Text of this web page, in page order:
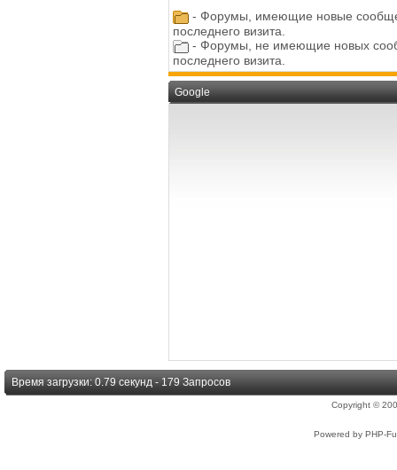
- Форумы, имеющие новые
последнего визита.
- Форумы, не имеющие новых
последнего визита.
Google
Время загрузки: 0.79 секунд - 179 Запросов
Copyright ©
Powered by PHP-